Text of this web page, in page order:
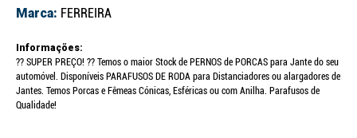
Marca: FERREIRA
Informações:
?? SUPER PREÇO! ?? Temos o maior Stock de PERNOS de PORCAS para Jante do seu
automóvel. Disponíveis PARAFUSOS DE RODA para Distanciadores ou alargadores de
Jantes. Temos Porcas e Fêmeas Cónicas, Esféricas ou com Anilha. Parafusos de
Qualidade!